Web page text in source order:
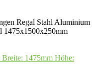
Regal Stahl Aluminium
1475x1500x250mm